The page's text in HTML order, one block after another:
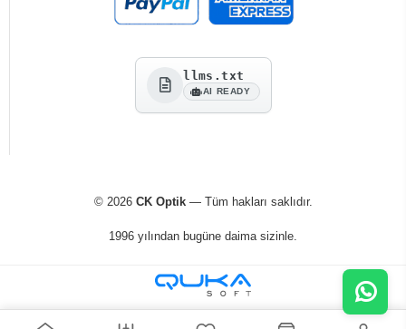
llms.txt
AI READY
© 2026 CK Optik— Tüm hakları saklıdır.
1996 yılından bugüne daima sizinle.